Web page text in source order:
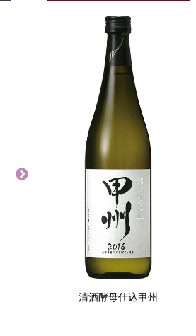
縁結スパークリング 縁結スパークリング
清酒酵母仕込甲州